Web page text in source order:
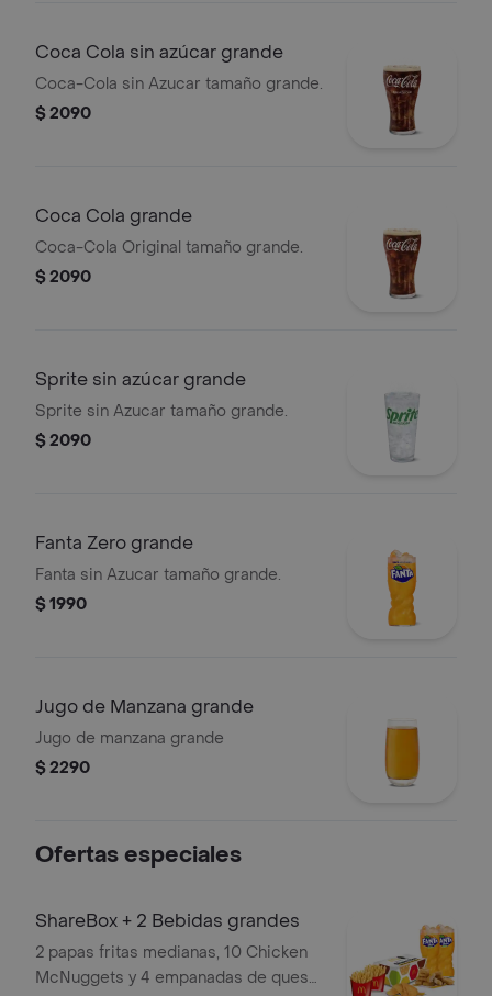
Coca Cola sin azúcar grande
Coca-Cola sin Azucar tamaño grande.
$ 2090
Coca Cola grande
Coca-Cola Original tamaño grande.
$ 2090
Sprite sin azúcar grande
Sprite sin Azucar tamaño grande.
$ 2090
Fanta Zero grande
Fanta sin Azucar tamaño grande.
$ 1990
Jugo de Manzana grande
Jugo de manzana grande
$ 2290
Ofertas especiales
ShareBox + 2 Bebidas grandes
2 papas fritas medianas, 10 Chicken
McNuggets y 4 empanadas de queso